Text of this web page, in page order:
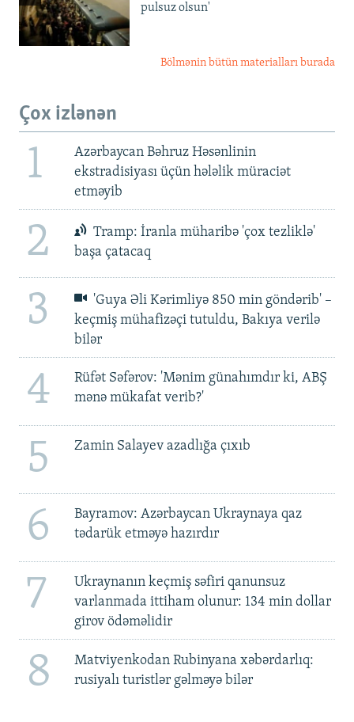
pulsuz olsun'
Bölmənin bütün materialları burada
Çox izlənən
1
Azərbaycan Bəhruz Həsənlinin
ekstradisiyası üçün hələlik müraciət
etməyib
2
Tramp: İranla müharibə 'çox tezliklə'
başa çatacaq
3
'Guya Əli Kərimliyə 850 min göndərib' –
keçmiş mühafizəçi tutuldu, Bakıya verilə
bilər
4
Rüfət Səfərov: 'Mənim günahımdır ki, ABŞ
mənə mükafat verib?'
5 Zamin Salayev azadlığa çıxıb
6
Bayramov: Azərbaycan Ukraynaya qaz
tədarük etməyə hazırdır
7
Ukraynanın keçmiş səfiri qanunsuz
varlanmada ittiham olunur: 134 min dollar
girov ödəməlidir
8
Matviyenkodan Rubinyana xəbərdarlıq:
rusiyalı turistlər gəlməyə bilər